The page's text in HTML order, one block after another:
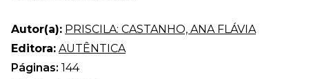
Autor(a): PRISCILA: CASTANHO, ANA FLÁVIA
Editora: AUTÊNTICA
Páginas: 144